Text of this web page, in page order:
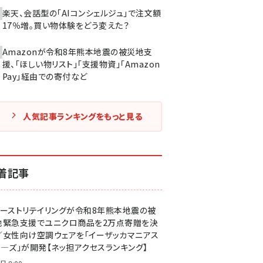
楽天、会話型の「AIコンシェルジュ」で注文額
17％増。買い物体験をどう変えた？
Amazonが令和8年熊本地震の被災地支
援、「ほしい物リスト」「支援物資」「Amazon
Pay」経由での寄付など
人気記事ランキングをもっと見る
記事
ストリテイリングが令和8年熊本地震の被
緊急支援でユニクロ商品を2万点寄贈を決
性向け空調ウェアを「イーザッカマニアス
ズ」が開発【ネッ担アクセスランキング】